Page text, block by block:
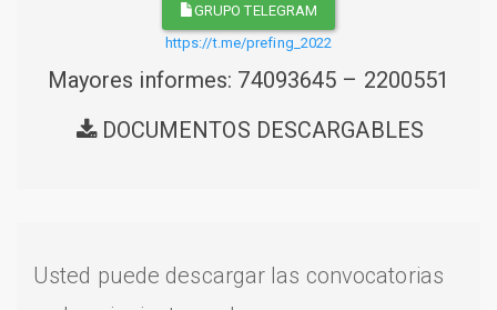
GRUPO TELEGRAM
https://t.me/prefing_2022
Mayores informes: 74093645 – 2200551
DOCUMENTOS DESCARGABLES
Usted puede descargar las convocatorias